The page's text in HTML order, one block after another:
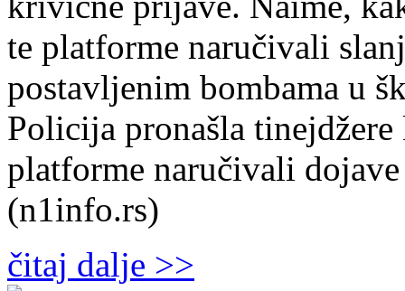
te platforme naručivali
postavljenim bombama u
Policija pronašla
platforme naručivali
(n1info.rs)
čitaj dalje >>